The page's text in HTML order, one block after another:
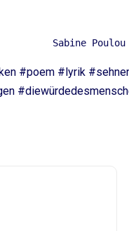
Sabine
#poem #lyrik